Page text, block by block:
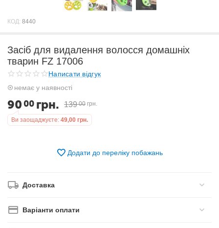
КОД: 8440
Засіб для видалення волосся домашніх
тварин FZ 17006
Написати відгук
немає у наявності
90 00 грн. 139 00 грн.
Ви заощаджуєте: 49,00 грн.
Додати до переліку побажань
Доставка
Варіанти оплати